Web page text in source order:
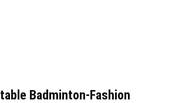
Badminton-Fashion